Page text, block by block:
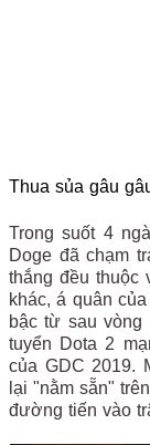
Thua sủa gâu
Trong suốt 4
Doge đã chạm
thắng đều thuộc
khác, á quân
bậc từ sau
tuyển Dota 2
của GDC 2019.
lại "nằm sẵn"
đường tiến vào